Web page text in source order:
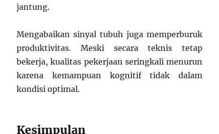
jantung.
Mengabaikan sinyal tubuh juga memperburuk
produktivitas. Meski secara teknis tetap
bekerja, kualitas pekerjaan seringkali menurun
karena kemampuan kognitif tidak dalam
kondisi optimal.
Kesimpulan